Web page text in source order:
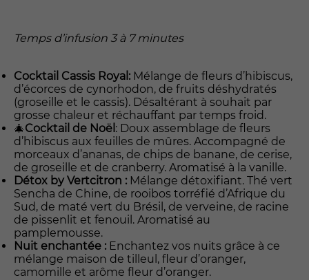
Temps d’infusion 3 à 7 minutes
Cocktail Cassis Royal: Mélange de fleurs d’hibiscus,
d’écorces de cynorhodon, de fruits déshydratés
(groseille et le cassis). Désaltérant à souhait par
grosse chaleur et réchauffant par temps froid.
🎄Cocktail de Noël : Doux assemblage de fleurs
d’hibiscus aux feuilles de mûres. Accompagné de
morceaux d’ananas, de chips de banane, de cerise,
de groseille et de cranberry. Aromatisé à la vanille.
Détox by Vertcitron : Mélange détoxifiant. Thé vert
Sencha de Chine, de rooibos torréfié d’Afrique du
Sud, de maté vert du Brésil, de verveine, de racine
de pissenlit et fenouil. Aromatisé au
pamplemousse.
Nuit enchantée : Enchantez vos nuits grâce à ce
mélange maison de tilleul, fleur d’oranger,
camomille et arôme fleur d’oranger.
et actions,
vous
augmentez
vos chances
de vous voir
proposer du
contenu
personnalisé.